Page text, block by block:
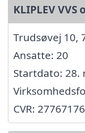
KLIPLEV VVS
Trudsøvej 10,
Ansatte: 20
Startdato: 28.
CVR: 27767176